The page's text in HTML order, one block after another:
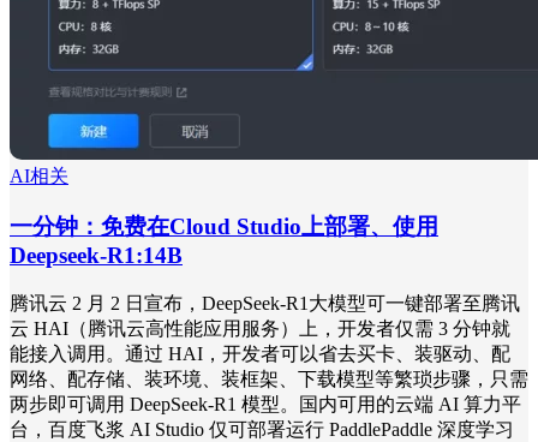
AI相关
一分钟：免费在Cloud Studio上部署、使用
Deepseek-R1:14B
腾讯云 2 月 2 日宣布，DeepSeek-R1大模型可一键部署至腾讯
云 HAI（腾讯云高性能应用服务）上，开发者仅需 3 分钟就
能接入调用。通过 HAI，开发者可以省去买卡、装驱动、配
网络、配存储、装环境、装框架、下载模型等繁琐步骤，只需
两步即可调用 DeepSeek-R1 模型。国内可用的云端 AI 算力平
台，百度飞浆 AI Studio 仅可部署运行 PaddlePaddle 深度学习